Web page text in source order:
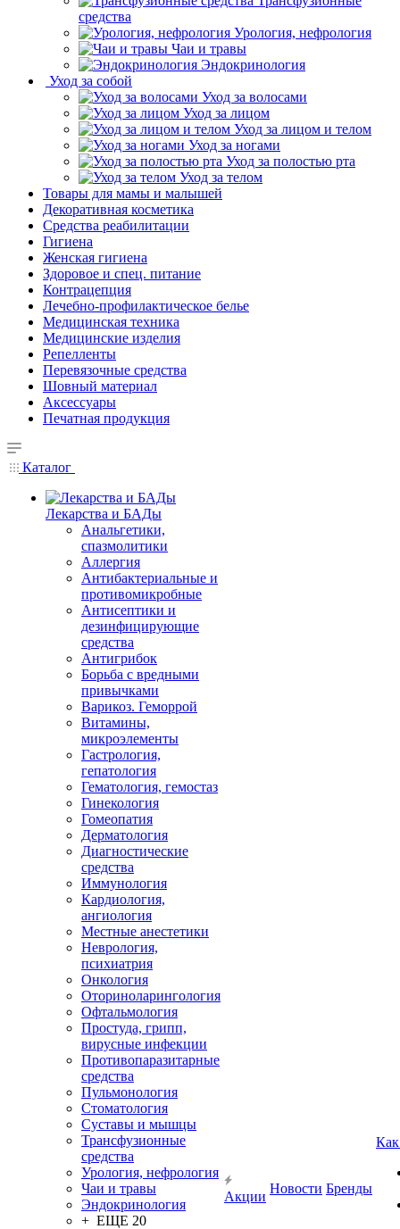
средства
Урология, нефрология
Чаи и травы
Эндокринология
Уход за собой
Уход за волосами
Уход за лицом
Уход за лицом и телом
Уход за ногами
Уход за полостью рта
Уход за телом
Товары для мамы и малышей
Декоративная косметика
Средства реабилитации
Гигиена
Женская гигиена
Здоровое и спец. питание
Контрацепция
Лечебно-профилактическое белье
Медицинская техника
Медицинские изделия
Репелленты
Перевязочные средства
Шовный материал
Аксессуары
Печатная продукция
Каталог
Лекарства и БАДы
Анальгетики,
спазмолитики
Аллергия
Антибактериальные и
противомикробные
Антисептики и
дезинфицирующие
средства
Антигрибок
Борьба с вредными
привычками
Варикоз. Геморрой
Витамины,
микроэлементы
Гастрология,
гепатология
Гематология, гемостаз
Гинекология
Гомеопатия
Дерматология
Диагностические
средства
Иммунология
Кардиология,
ангиология
Местные анестетики
Неврология,
психиатрия
Онкология
Оториноларингология
Офтальмология
Простуда, грипп,
вирусные инфекции
Противопаразитарные
средства
Пульмонология
Стоматология
Суставы и мышцы
Трансфузионные
средства
Урология, нефрология
Чаи и травы
Эндокринология
+ ЕЩЕ 20
Акции
Новости Бренды